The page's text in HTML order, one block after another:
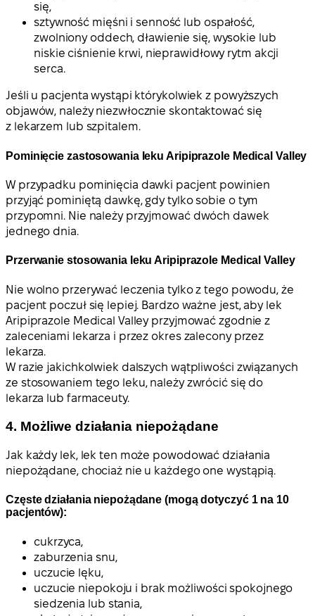
się,
sztywność mięśni i senność lub ospałość,
zwolniony oddech, dławienie się, wysokie lub
niskie ciśnienie krwi, nieprawidłowy rytm akcji
serca.
Jeśli u pacjenta wystąpi którykolwiek z powyższych
objawów, należy niezwłocznie skontaktować się
z lekarzem lub szpitalem.
Pominięcie zastosowania leku Aripiprazole Medical Valley
W przypadku pominięcia dawki pacjent powinien
przyjąć pominiętą dawkę, gdy tylko sobie o tym
przypomni. Nie należy przyjmować dwóch dawek
jednego dnia.
Przerwanie stosowania leku Aripiprazole Medical Valley
Nie wolno przerywać leczenia tylko z tego powodu, że
pacjent poczuł się lepiej. Bardzo ważne jest, aby lek
Aripiprazole Medical Valley przyjmować zgodnie z
zaleceniami lekarza i przez okres zalecony przez
lekarza.
W razie jakichkolwiek dalszych wątpliwości związanych
ze stosowaniem tego leku, należy zwrócić się do
lekarza lub farmaceuty.
4. Możliwe działania niepożądane
Jak każdy lek, lek ten może powodować działania
niepożądane, chociaż nie u każdego one wystąpią.
Częste działania niepożądane (mogą dotyczyć 1 na 10
pacjentów):
cukrzyca,
zaburzenia snu,
uczucie lęku,
uczucie niepokoju i brak możliwości spokojnego
siedzenia lub stania,